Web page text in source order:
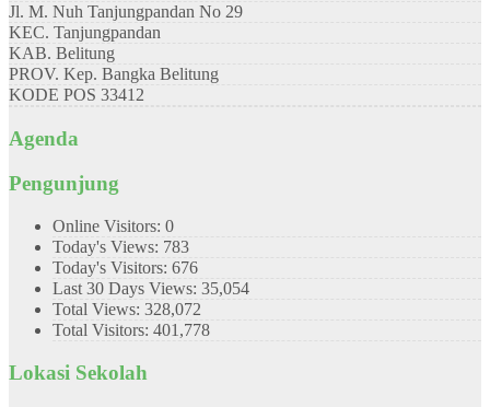
Jl. M. Nuh Tanjungpandan No 29
KEC. Tanjungpandan
KAB. Belitung
PROV. Kep. Bangka Belitung
KODE POS 33412
Agenda
Pengunjung
Online Visitors: 0
Today's Views: 783
Today's Visitors: 676
Last 30 Days Views: 35,054
Total Views: 328,072
Total Visitors: 401,778
Lokasi Sekolah